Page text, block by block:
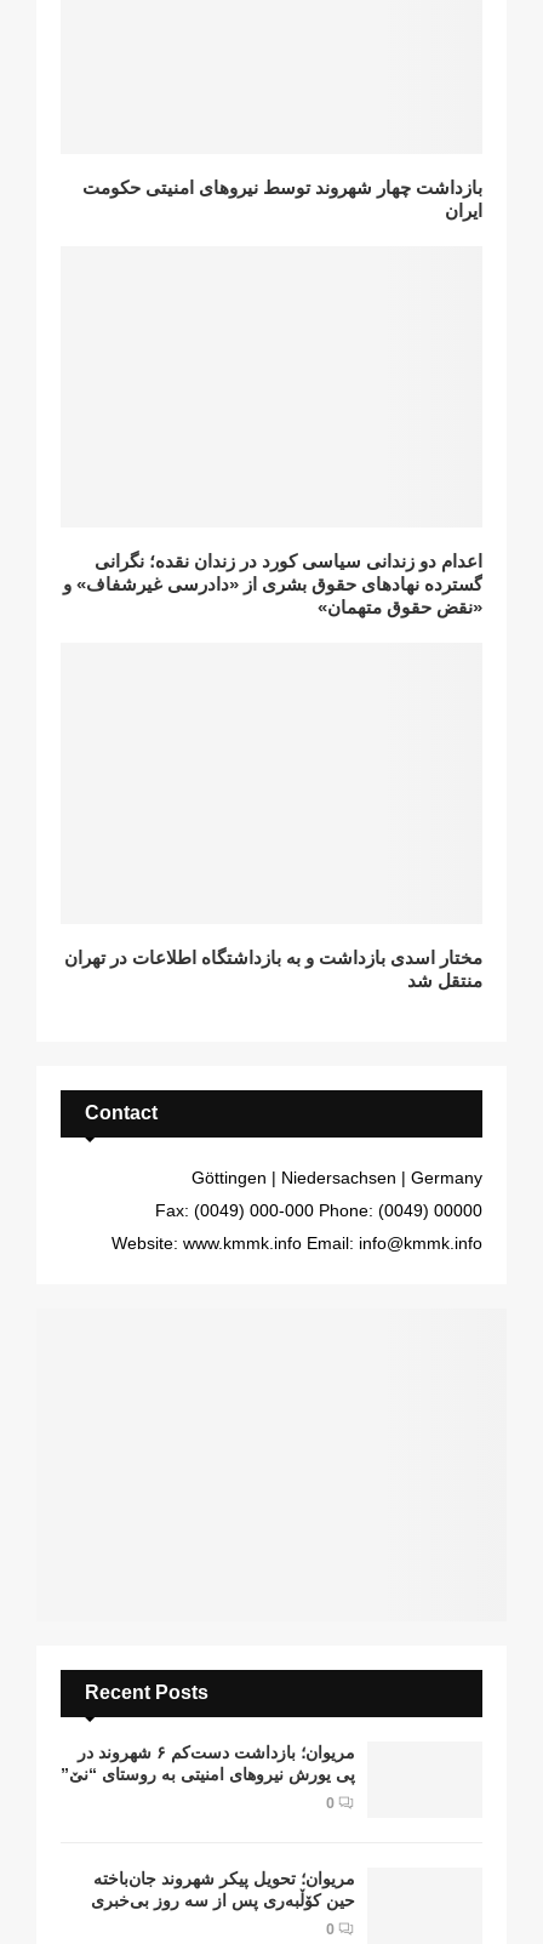
بازداشت چهار شهروند توسط نیروهای امنیتی حکومت
ایران
اعدام دو زندانی سیاسی کورد در زندان نقده؛ نگرانی
گسترده نهادهای حقوق بشری از «دادرسی غیرشفاف» و
«نقض حقوق متهمان»
مختار اسدی بازداشت و به بازداشتگاه اطلاعات در تهران
منتقل شد
Contact
Göttingen | Niedersachsen | Germany
Phone: (0049) 00000
Fax: (0049) 000-000
Email: info@kmmk.info
Website: www.kmmk.info
Recent Posts
مریوان؛ بازداشت دست‌کم ۶ شهروند در
پی یورش نیروهای امنیتی به روستای “نێ”
0
مریوان؛ تحویل پیکر شهروند جان‌باخته
حین کۆڵبەری پس از سە روز بی‌خبری
0